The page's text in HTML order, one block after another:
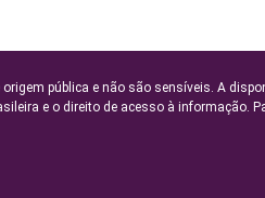
pública e não são sensíveis. A
e o direito de acesso à informação.